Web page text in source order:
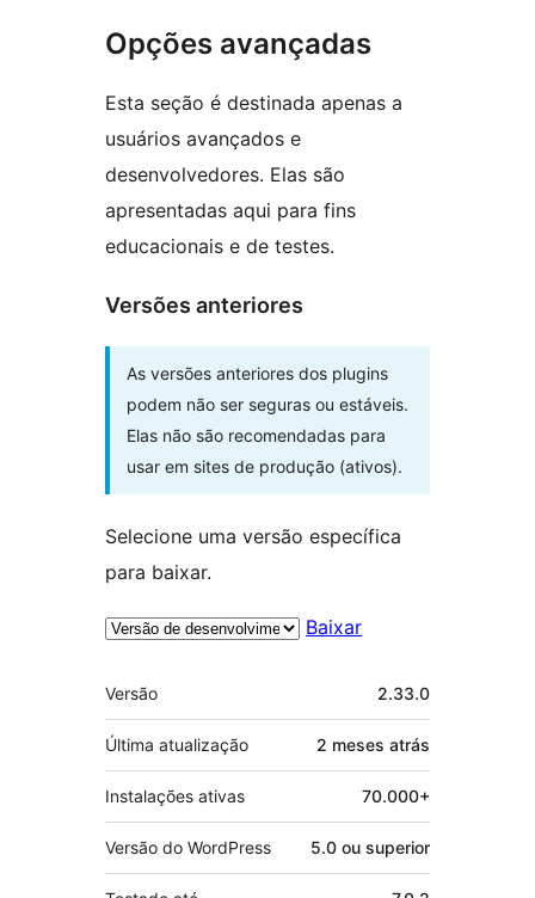
Opções avançadas
Esta seção é destinada apenas a
usuários avançados e
desenvolvedores. Elas são
apresentadas aqui para fins
educacionais e de testes.
Versões anteriores
As versões anteriores dos plugins
podem não ser seguras ou estáveis.
Elas não são recomendadas para
usar em sites de produção (ativos).
Selecione uma versão específica
para baixar.
Baixar
Meta
Versão 2.33.0
Última atualização 2 meses atrás
Instalações ativas 70.000+
Versão do WordPress 5.0 ou superior